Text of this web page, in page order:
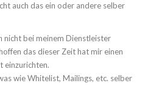
auch das ein oder andere selber
nicht bei meinem Dienstleister
das dieser Zeit hat mir einen
einzurichten.
wie Whitelist, Mailings, etc. selber